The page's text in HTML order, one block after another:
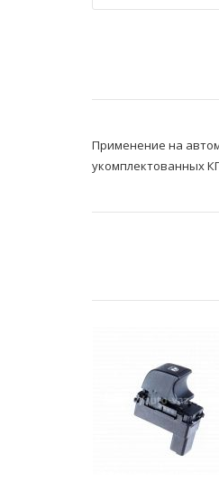
Применение на
укомплектованных